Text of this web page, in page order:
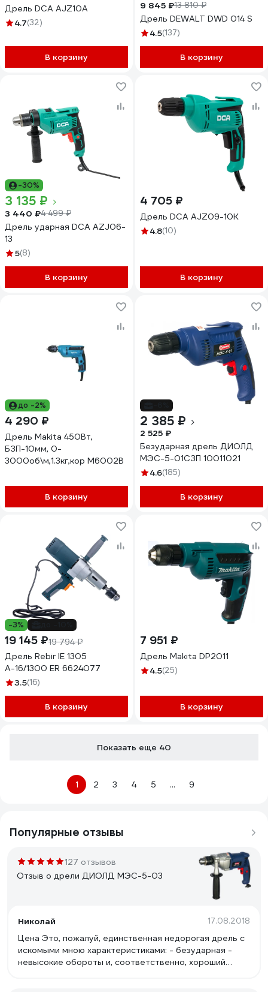
Дрель DCA AJZ10A
4.7(32)
В корзину
9 845 ₽13 810 ₽
Дрель DEWALT DWD 014 S
4.5(137)
В корзину
-30%
3 135 ₽
3 440 ₽4 499 ₽
Дрель ударная DCA AZJ06-
13
5(8)
В корзину
4 705 ₽
Дрель DCA AJZ09-10K
4.8(10)
В корзину
до -2%
4 290 ₽
Дрель Makita 450Вт,
БЗП-10мм, 0-
3000об\м,1.3кг,кор M6002B
В корзину
2 385 ₽
2 525 ₽
Безударная дрель ДИОЛД
МЭС-5-01СЗП 10011021
4.6(185)
В корзину
-3%
19 145 ₽19 794 ₽
Дрель Rebir IE 1305
А-16/1300 ЕR 6624077
3.5(16)
В корзину
7 951 ₽
Дрель Makita DP2011
4.5(25)
В корзину
Показать еще 40
1 2 3 4 5 ... 9
Популярные отзывы
127 отзывов
Отзыв о дрели ДИОЛД МЭС-5-03
Николай 17.08.2018
Цена Это, пожалуй, единственная недорогая дрель с
искомыми мною характеристиками: - безударная -
невысокие обороты и, соответственно, хороший